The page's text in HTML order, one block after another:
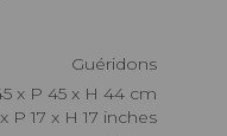
Guéridons
45 x P 45 x H 44 cm
x P 17 x H 17 inches